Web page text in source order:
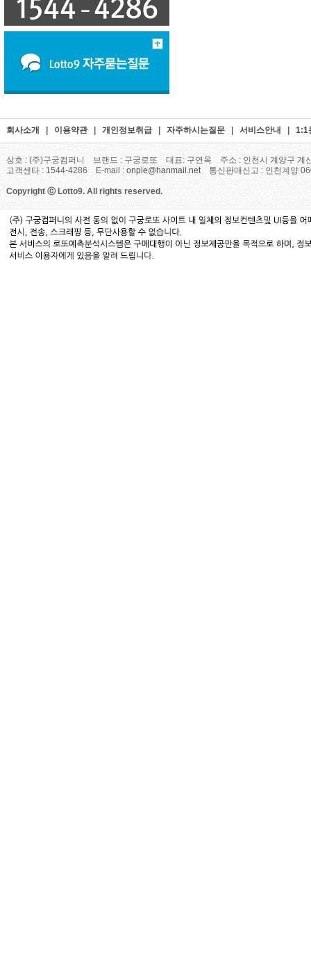
회사소개 이용약관| 개인정보취급 자주하시는질문 서비스안내 1:1
상호 : (주)구궁컴퍼니 브랜드 : 구궁로또 대표: 구연목 주소 : 인천시 계양구 계
고객센타 : 1544-4286 E-mail : onple@hanmail.net통신판매신고 : 인천계양
Copyright ⓒ Lotto9. All rights reserved.